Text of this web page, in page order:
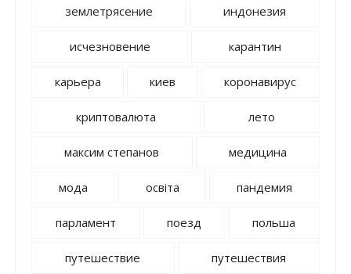
землетрясение индонезия
исчезновение карантин
карьера киев коронавирус
криптовалюта лето
максим степанов медицина
мода освіта пандемия
парламент поезд польша
путешествие путешествия